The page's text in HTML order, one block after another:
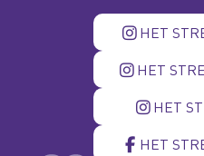
HET
HET
HET
HET